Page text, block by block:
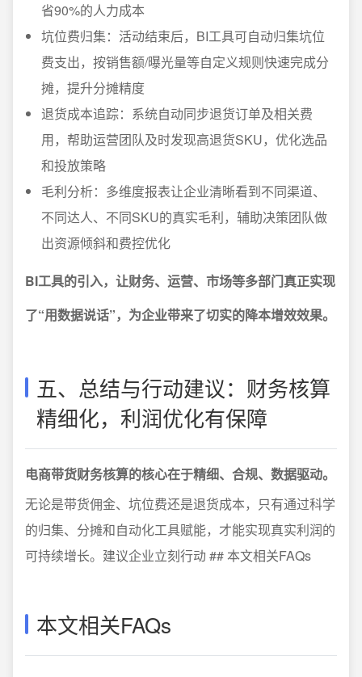
省90%的人力成本
坑位费归集：活动结束后，BI工具可自动归集坑位
费支出，按销售额/曝光量等自定义规则快速完成分
摊，提升分摊精度
退货成本追踪：系统自动同步退货订单及相关费
用，帮助运营团队及时发现高退货SKU，优化选品
和投放策略
毛利分析：多维度报表让企业清晰看到不同渠道、
不同达人、不同SKU的真实毛利，辅助决策团队做
出资源倾斜和费控优化
BI工具的引入，让财务、运营、市场等多部门真正实现
了“用数据说话”，为企业带来了切实的降本增效效果。
五、总结与行动建议：财务核算
精细化，利润优化有保障
电商带货财务核算的核心在于精细、合规、数据驱动。
无论是带货佣金、坑位费还是退货成本，只有通过科学
的归集、分摊和自动化工具赋能，才能实现真实利润的
可持续增长。建议企业立刻行动 ## 本文相关FAQs
本文相关FAQs